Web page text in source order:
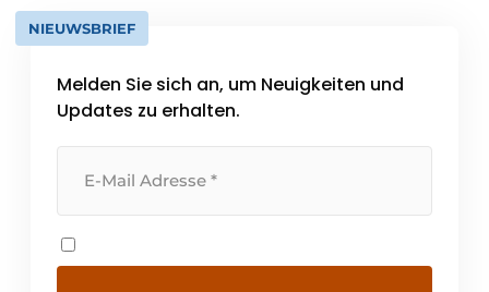
NIEUWSBRIEF
Melden Sie sich an, um Neuigkeiten und
Updates zu erhalten.